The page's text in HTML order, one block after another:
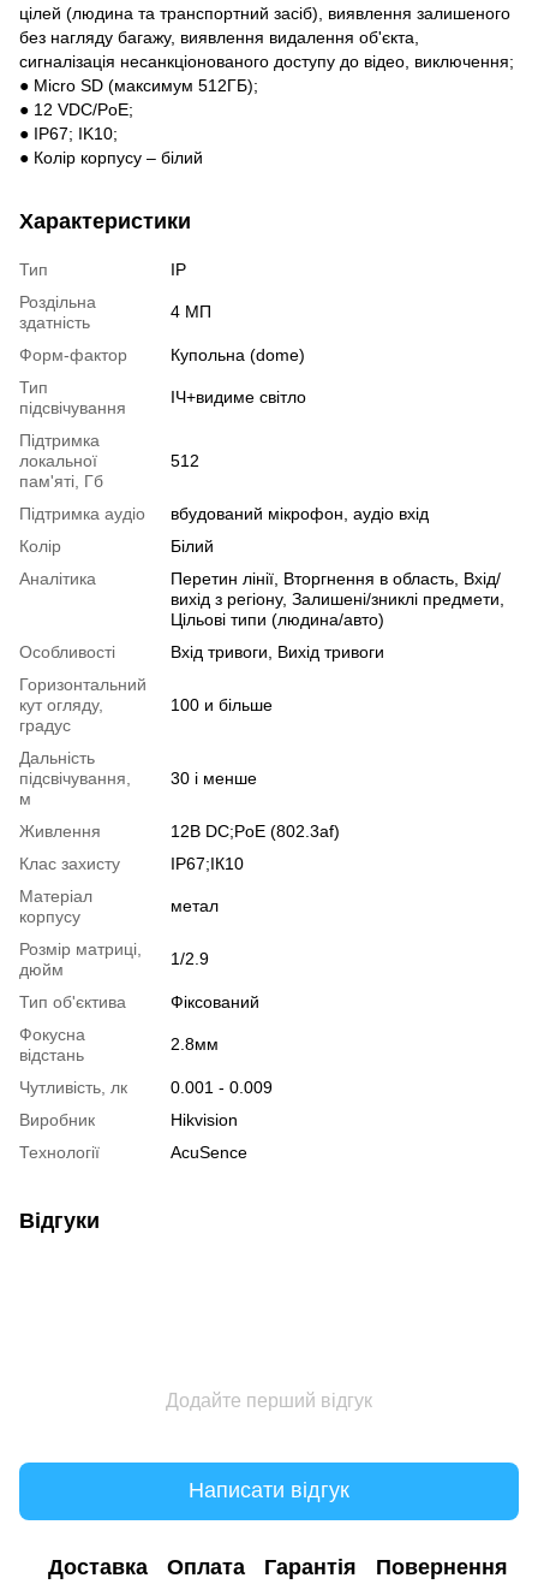
цілей (людина та транспортний засіб), виявлення залишеного
без нагляду багажу, виявлення видалення об'єкта,
сигналізація несанкціонованого доступу до відео, виключення;
● Micro SD (максимум 512ГБ);
● 12 VDC/PoE;
● IP67; IK10;
● Колір корпусу – білий
Характеристики
Тип
IP
Роздільна
здатність
4 МП
Форм-фактор
Купольна (dome)
Тип
підсвічування
ІЧ+видиме світло
Підтримка
локальної
пам'яті, Гб
512
Підтримка аудіо
вбудований мікрофон, аудіо вхід
Колір
Білий
Аналітика
Перетин лінії, Вторгнення в область, Вхід/
вихід з регіону, Залишені/зниклі предмети,
Цільові типи (людина/авто)
Особливості
Вхід тривоги, Вихід тривоги
Горизонтальний
кут огляду,
градус
100 и більше
Дальність
підсвічування,
м
30 і менше
Живлення
12В DС;PoE (802.3af)
Клас захисту
IP67;ІК10
Матеріал
корпусу
метал
Розмір матриці,
дюйм
1/2.9
Тип об'єктива
Фіксований
Фокусна
відстань
2.8мм
Чутливість, лк
0.001 - 0.009
Виробник
Hikvision
Технології
AcuSence
Відгуки
Додайте перший відгук
Написати відгук
Доставка Оплата Гарантія Повернення